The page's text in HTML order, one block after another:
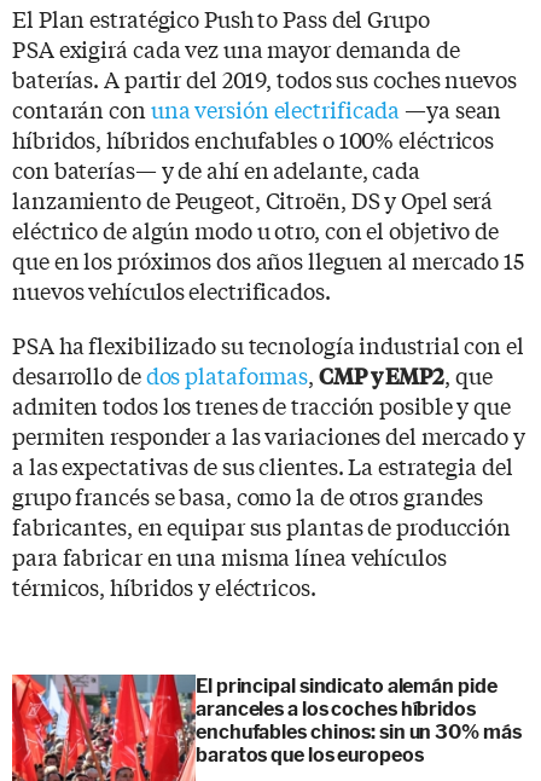
El Plan estratégico Push to Pass del Grupo
PSA exigirá cada vez una mayor demanda de
baterías. A partir del 2019, todos sus coches nuevos
contarán conuna versión electrificada —ya sean
híbridos, híbridos enchufables o 100% eléctricos
con baterías— y de ahí en adelante, cada
lanzamiento de Peugeot, Citroën, DS y Opel será
eléctrico de algún modo u otro, con el objetivo de
que en los próximos dos años lleguen al mercado 15
nuevos vehículos electrificados.
PSA ha flexibilizado su tecnología industrial con el
desarrollo dedos plataformas, CMP y EMP2, que
admiten todos los trenes de tracción posible y que
permiten responder a las variaciones del mercado y
a las expectativas de sus clientes. La estrategia del
grupo francés se basa, como la de otros grandes
fabricantes, en equipar sus plantas de producción
para fabricar en una misma línea vehículos
térmicos, híbridos y eléctricos.
El principal sindicato alemán pide
aranceles a los coches híbridos
enchufables chinos: sin un 30% más
baratos que los europeos